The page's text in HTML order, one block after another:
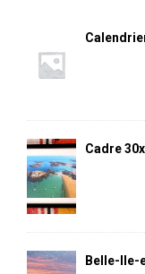
Cadre
Belle-Ile-